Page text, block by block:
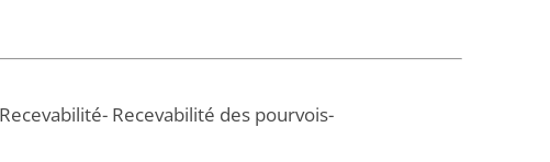
Recevabilité des pourvois-